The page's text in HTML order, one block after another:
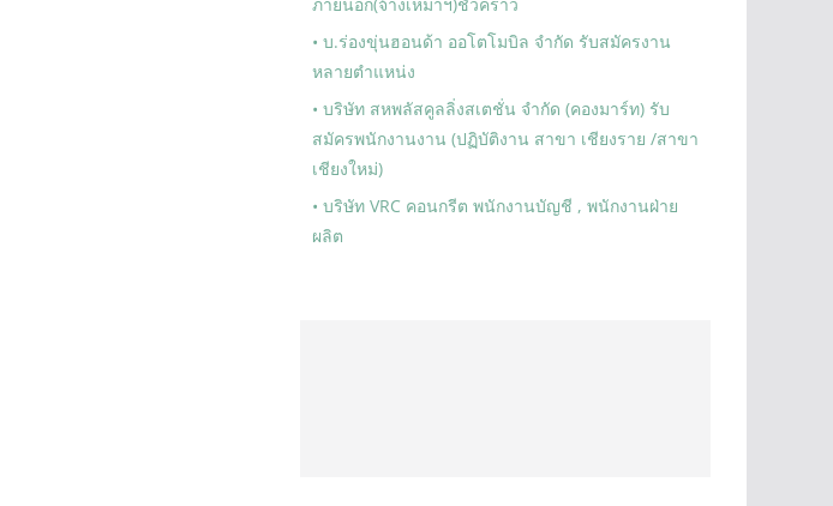
• บ.ร่องขุ่นฮอนด้า ออโตโมบิล จำกัด รับสมัครงาน
หลายตำแหน่ง
• บริษัท สหพลัสคูลลิ่งสเตชั่น จำกัด (คองมาร์ท) รับ
สมัครพนักงานงาน (ปฏิบัติงาน สาขา เชียงราย /สาขา
เชียงใหม่)
• บริษัท VRC คอนกรีต พนักงานบัญชี , พนักงานฝ่าย
ผลิต